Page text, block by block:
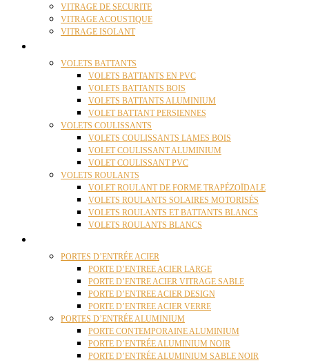
VITRAGE DE SECURITE
VITRAGE ACOUSTIQUE
VITRAGE ISOLANT
VOLETS BATTANTS
VOLETS BATTANTS EN PVC
VOLETS BATTANTS BOIS
VOLETS BATTANTS ALUMINIUM
VOLET BATTANT PERSIENNES
VOLETS COULISSANTS
VOLETS COULISSANTS LAMES BOIS
VOLET COULISSANT ALUMINIUM
VOLET COULISSANT PVC
VOLETS ROULANTS
VOLET ROULANT DE FORME TRAPÉZOÏDALE
VOLETS ROULANTS SOLAIRES MOTORISÉS
VOLETS ROULANTS ET BATTANTS BLANCS
VOLETS ROULANTS BLANCS
PORTES D’ENTRÉE ACIER
PORTE D’ENTREE ACIER LARGE
PORTE D’ENTRE ACIER VITRAGE SABLE
PORTE D’ENTREE ACIER DESIGN
PORTE D’ENTREE ACIER VERRE
PORTES D’ENTRÉE ALUMINIUM
PORTE CONTEMPORAINE ALUMINIUM
PORTE D’ENTRÉE ALUMINIUM NOIR
PORTE D’ENTRÉE ALUMINIUM SABLE NOIR